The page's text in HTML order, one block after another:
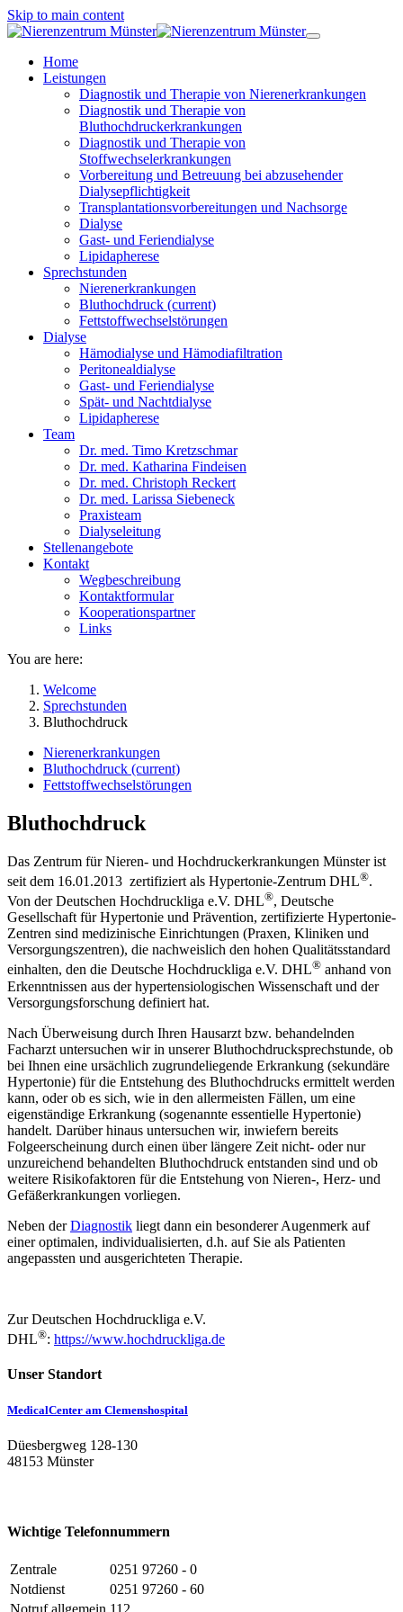
Skip to main content
Home
Leistungen
Diagnostik und Therapie von Nierenerkrankungen
Diagnostik und Therapie von
Bluthochdruckerkrankungen
Diagnostik und Therapie von
Stoffwechselerkrankungen
Vorbereitung und Betreuung bei abzusehender
Dialysepflichtigkeit
Transplantationsvorbereitungen und Nachsorge
Dialyse
Gast- und Feriendialyse
Lipidapherese
Sprechstunden
Nierenerkrankungen
Bluthochdruck (current)
Fettstoffwechselstörungen
Dialyse
Hämodialyse und Hämodiafiltration
Peritonealdialyse
Gast- und Feriendialyse
Spät- und Nachtdialyse
Lipidapherese
Team
Dr. med. Timo Kretzschmar
Dr. med. Katharina Findeisen
Dr. med. Christoph Reckert
Dr. med. Larissa Siebeneck
Praxisteam
Dialyseleitung
Stellenangebote
Kontakt
Wegbeschreibung
Kontaktformular
Kooperationspartner
Links
You are here:
Welcome
Sprechstunden
Bluthochdruck
Nierenerkrankungen
Bluthochdruck (current)
Fettstoffwechselstörungen
Bluthochdruck
Das Zentrum für Nieren- und Hochdruckerkrankungen Münster ist
seit dem 16.01.2013 zertifiziert als Hypertonie-Zentrum DHL®.
Von der Deutschen Hochdruckliga e.V. DHL®, Deutsche
Gesellschaft für Hypertonie und Prävention, zertifizierte Hypertonie-
Zentren sind medizinische Einrichtungen (Praxen, Kliniken und
Versorgungszentren), die nachweislich den hohen Qualitätsstandard
einhalten, den die Deutsche Hochdruckliga e.V. DHL® anhand von
Erkenntnissen aus der hypertensiologischen Wissenschaft und der
Versorgungsforschung definiert hat.
Nach Überweisung durch Ihren Hausarzt bzw. behandelnden
Facharzt untersuchen wir in unserer Bluthochdrucksprechstunde, ob
bei Ihnen eine ursächlich zugrundeliegende Erkrankung (sekundäre
Hypertonie) für die Entstehung des Bluthochdrucks ermittelt werden
kann, oder ob es sich, wie in den allermeisten Fällen, um eine
eigenständige Erkrankung (sogenannte essentielle Hypertonie)
handelt. Darüber hinaus untersuchen wir, inwiefern bereits
Folgeerscheinung durch einen über längere Zeit nicht- oder nur
unzureichend behandelten Bluthochdruck entstanden sind und ob
weitere Risikofaktoren für die Entstehung von Nieren-, Herz- und
Gefäßerkrankungen vorliegen.
Neben derDiagnostik liegt dann ein besonderer Augenmerk auf
einer optimalen, individualisierten, d.h. auf Sie als Patienten
angepassten und ausgerichteten Therapie.
Zur Deutschen Hochdruckliga e.V.
DHL®: https://www.hochdruckliga.de
Unser Standort
MedicalCenter am Clemenshospital
Düesbergweg 128-130
48153 Münster
Wichtige Telefonnummern
Zentrale
0251 97260 - 0
Notdienst
0251 97260 - 60